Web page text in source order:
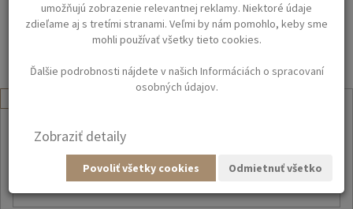
Filtrovanie
umožňujú zobrazenie relevantnej reklamy. Niektoré údaje
zdieľame aj s tretími stranami. Veľmi by nám pomohlo, keby sme
mohli používať všetky tieto cookies.
Ďalšie podrobnosti nájdete v našich Informáciách o spracovaní
osobných údajov.
Zobraziť detaily
Povoliť všetky cookies Odmietnuť všetko